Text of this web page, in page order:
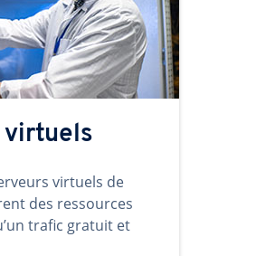
virtuels
virtuels de
des ressources
trafic gratuit et